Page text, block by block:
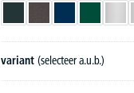
variant (selecteer a.u.b.)